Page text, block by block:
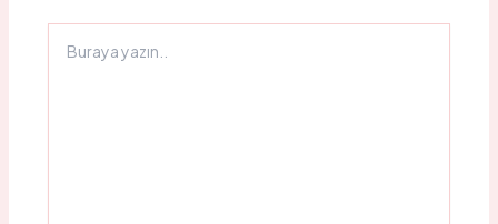
yazın..